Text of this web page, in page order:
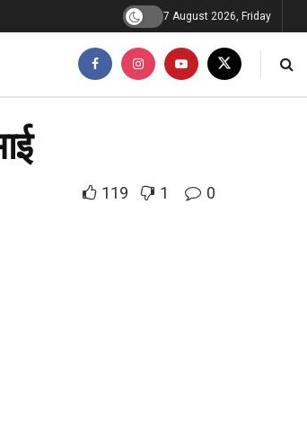
7 August 2026, Friday
119 1 0